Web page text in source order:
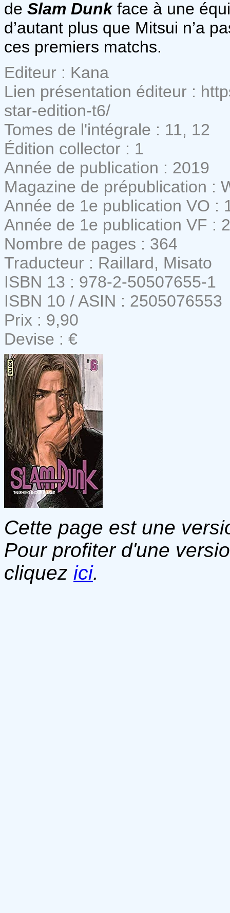
de Slam Dunkface à une
d’autant plus que Mitsui n’a
ces premiers matchs.
Editeur : Kana
Lien présentation éditeur :
star-edition-t6/
Tomes de l'intégrale : 11, 12
Édition collector : 1
Année de publication : 2019
Magazine de prépublication :
Année de 1e publication VO :
Année de 1e publication VF :
Nombre de pages : 364
Traducteur : Raillard, Misato
ISBN 13 : 978-2-50507655-1
ISBN 10 / ASIN : 2505076553
Prix : 9,90
Devise : €
Cette page est une
Pour profiter d'une
cliquez ici.